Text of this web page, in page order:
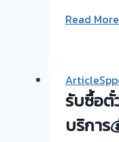
Read More
รับซื้อตั๋
บริการ